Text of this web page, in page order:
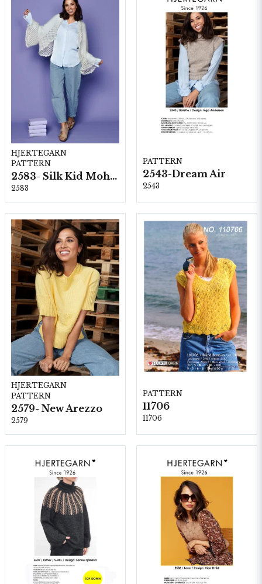
HJERTEGARN
PATTERN
2583- Silk Kid Mohair
2583
PATTERN
2543-Dream Air
2543
HJERTEGARN
PATTERN
2579- New Arezzo
2579
PATTERN
11706
11706